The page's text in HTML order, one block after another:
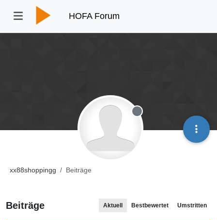
HOFA Forum
xx88shoppingg Beiträge
Offline
Beiträge Aktuell Bestbewertet Umstritten